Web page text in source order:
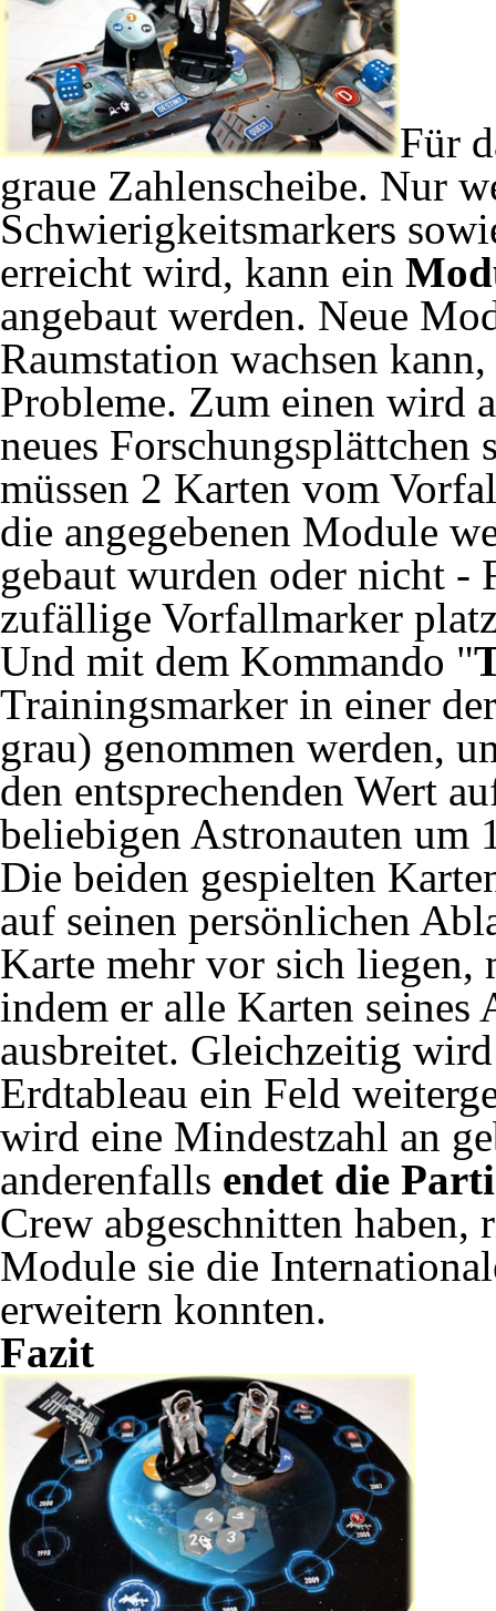
Für
graue Zahlenscheibe. Nur
Schwierigkeitsmarkers
erreicht wird, kann ein
angebaut werden. Neue
Raumstation wachsen
Probleme. Zum einen wird
neues
müssen 2 Karten vom
die angegebenen Module
gebaut wurden oder nicht -
zufällige Vorfallmarker
Und mit dem Kommando "
Trainingsmarker in einer
grau) genommen werden,
den entsprechenden Wert
beliebigen Astronauten um
Die beiden gespielten
auf seinen persönlichen
Karte mehr vor sich liegen,
indem er alle Karten seines
ausbreitet. Gleichzeitig
Erdtableau ein Feld
wird eine Mindestzahl an
anderenfalls endet die
Crew abgeschnitten
Module sie die
erweitern konnten.
Fazit